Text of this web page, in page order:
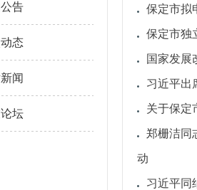
告
态
闻
坛
保定市拟
保定市独
国家发展
习近平出
关于保定
郑栅洁同
动
习近平同